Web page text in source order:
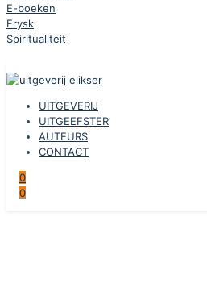
E-boeken
Frysk
Spiritualiteit
UITGEVERIJ
UITGEEFSTER
AUTEURS
CONTACT
0
0